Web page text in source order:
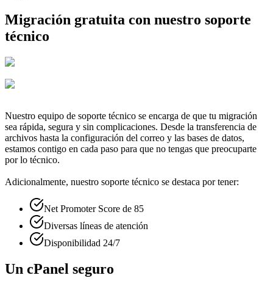
Migración gratuita con nuestro soporte
técnico
Nuestro equipo de soporte técnico se encarga de que tu migración
sea rápida, segura y sin complicaciones. Desde la transferencia de
archivos hasta la configuración del correo y las bases de datos,
estamos contigo en cada paso para que no tengas que preocuparte
por lo técnico.
Adicionalmente, nuestro soporte técnico se destaca por tener:
Net Promoter Score de 85
Diversas líneas de atención
Disponibilidad 24/7
Un cPanel seguro